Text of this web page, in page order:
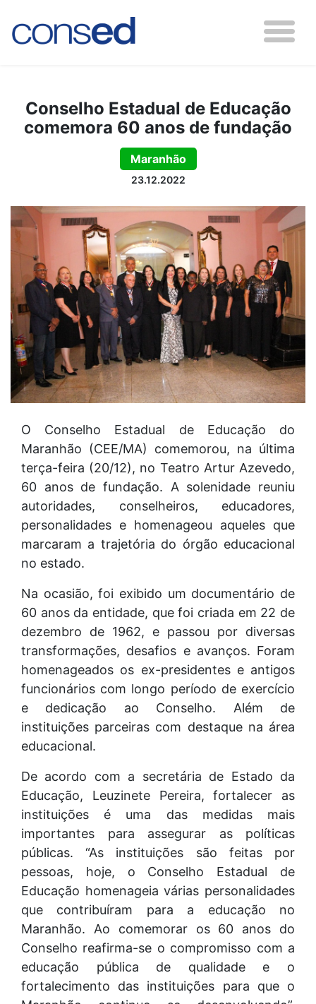
Conselho Estadual de Educação
comemora 60 anos de fundação
Maranhão
23.12.2022
O Conselho Estadual de Educação do
Maranhão (CEE/MA) comemorou, na última
terça-feira (20/12), no Teatro Artur Azevedo,
60 anos de fundação. A solenidade reuniu
autoridades, conselheiros, educadores,
personalidades e homenageou aqueles que
marcaram a trajetória do órgão educacional
no estado.
Na ocasião, foi exibido um documentário de
60 anos da entidade, que foi criada em 22 de
dezembro de 1962, e passou por diversas
transformações, desafios e avanços. Foram
homenageados os ex-presidentes e antigos
funcionários com longo período de exercício
e dedicação ao Conselho. Além de
instituições parceiras com destaque na área
educacional.
De acordo com a secretária de Estado da
Educação, Leuzinete Pereira, fortalecer as
instituições é uma das medidas mais
importantes para assegurar as políticas
públicas. “As instituições são feitas por
pessoas, hoje, o Conselho Estadual de
Educação homenageia várias personalidades
que contribuíram para a educação no
Maranhão. Ao comemorar os 60 anos do
Conselho reafirma-se o compromisso com a
educação pública de qualidade e o
fortalecimento das instituições para que o